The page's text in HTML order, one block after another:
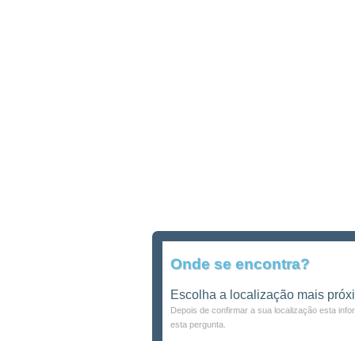
Onde se encontra?
Escolha a localização mais
Depois de confirmar a sua localização esta
esta pergunta.